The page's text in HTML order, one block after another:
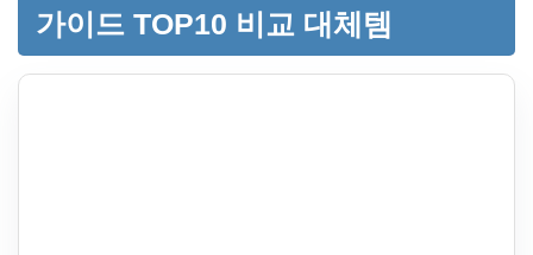
가이드 TOP10 비교 대체템